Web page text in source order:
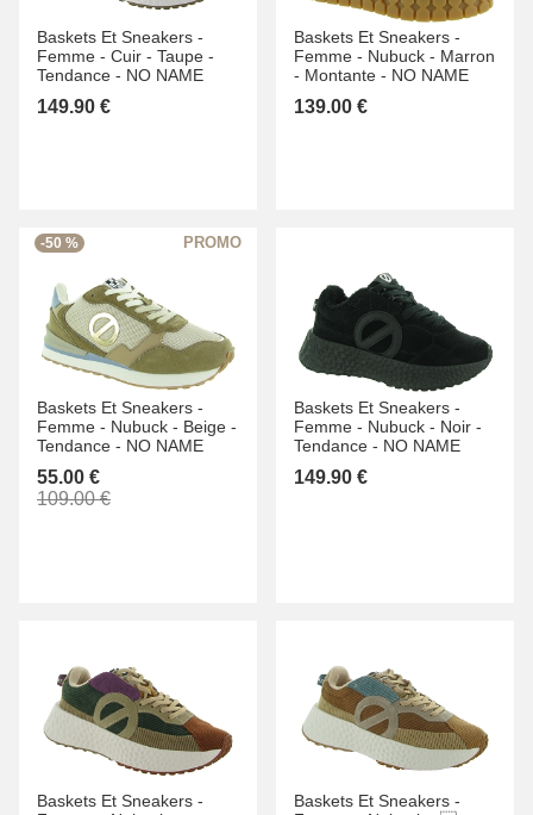
Baskets Et Sneakers -
Femme - Cuir - Taupe -
Tendance - NO NAME
149.90 €
Baskets Et Sneakers -
Femme - Nubuck - Marron
- Montante - NO NAME
139.00 €
-50 %
Baskets Et Sneakers -
Femme - Nubuck - Beige -
Tendance - NO NAME
55.00 €
109.00 €
Baskets Et Sneakers -
Femme - Nubuck - Noir -
Tendance - NO NAME
149.90 €
Baskets Et Sneakers -
Baskets Et Sneakers -